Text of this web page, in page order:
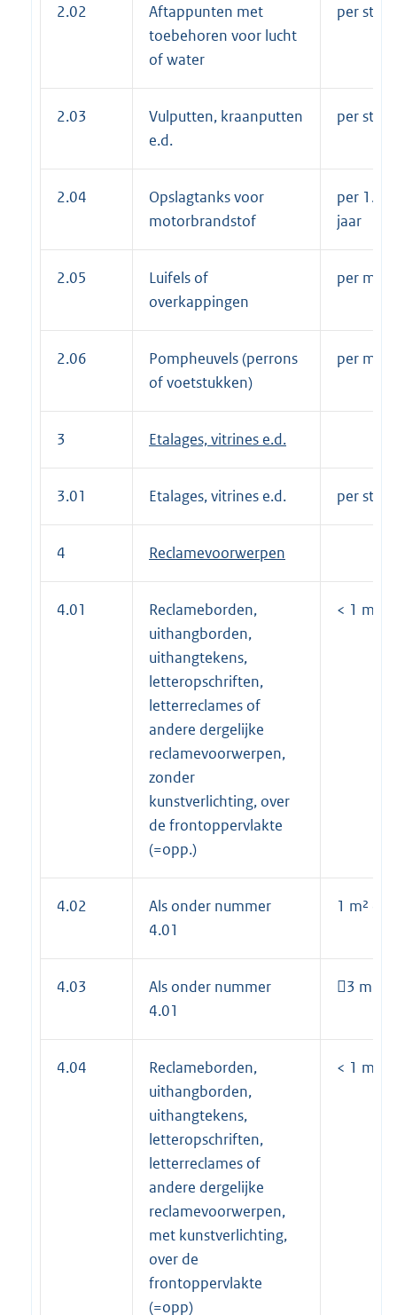
2.02
Aftappunten met
toebehoren voor lucht
of water
per stuk
2.03
Vulputten, kraanputten
e.d.
per stuk
2.04
Opslagtanks voor
motorbrandstof
per
jaar
2.05
Luifels of
overkappingen
per m²
2.06
Pompheuvels (perrons
of voetstukken)
per m²
3 Etalages, vitrines e.d.
3.01 Etalages, vitrines e.d. per stuk
4 Reclamevoorwerpen
4.01
Reclameborden,
uithangborden,
uithangtekens,
letteropschriften,
letterreclames of
andere dergelijke
reclamevoorwerpen,
zonder
kunstverlichting, over
de frontoppervlakte
(=opp.)
< 1 m²
4.02
Als onder nummer
4.01
1 m²
4.03
Als onder nummer
4.01
3 m²
4.04
Reclameborden,
uithangborden,
uithangtekens,
letteropschriften,
letterreclames of
andere dergelijke
reclamevoorwerpen,
met kunstverlichting,
over de
frontoppervlakte
(=opp)
< 1 m²